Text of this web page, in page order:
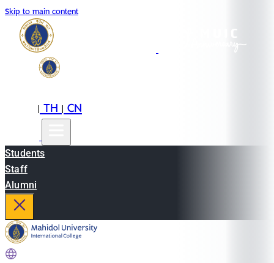
Skip to main content
|TH|CN
Students
Staff
Alumni